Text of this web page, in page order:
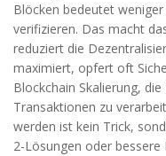
Blöcken bedeutet
verifizieren. Das macht
reduziert die
maximiert, opfert oft
Blockchain Skalierung, die
Transaktionen zu
werden ist kein Trick,
2-Lösungen oder